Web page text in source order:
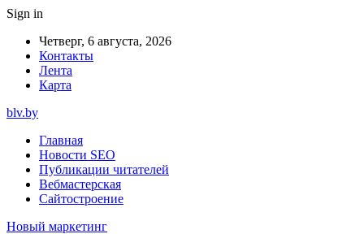
Sign in
Четверг, 6 августа, 2026
Контакты
Лента
Карта
blv.by
Главная
Новости SEO
Публикации читателей
Вебмастерская
Сайтостроение
Новый маркетинг